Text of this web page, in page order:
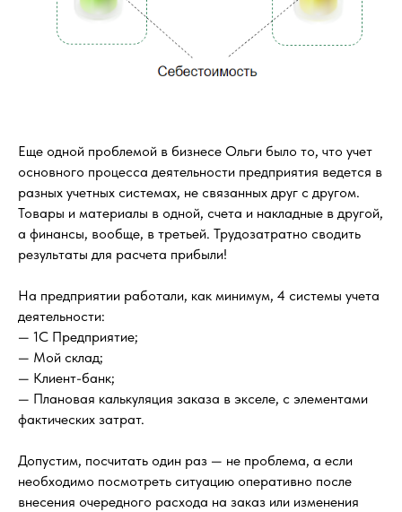
Еще одной проблемой в бизнесе Ольги было то, что учет
основного процесса деятельности предприятия ведется в
разных учетных системах, не связанных друг с другом.
Товары и материалы в одной, счета и накладные в другой,
а финансы, вообще, в третьей. Трудозатратно сводить
результаты для расчета прибыли!
На предприятии работали, как минимум, 4 системы учета
деятельности:
— 1С Предприятие;
— Мой склад;
— Клиент-банк;
— Плановая калькуляция заказа в экселе, с элементами
фактических затрат.
Допустим, посчитать один раз — не проблема, а если
необходимо посмотреть ситуацию оперативно после
внесения очередного расхода на заказ или изменения